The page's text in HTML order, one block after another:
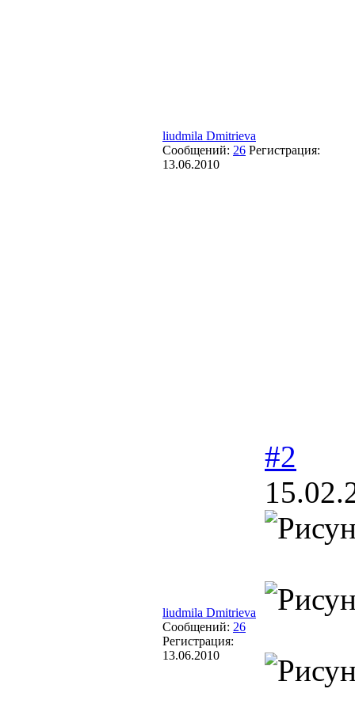
liudmila Dmitrieva
Сообщений: 26 Регистрация:
13.06.2010
liudmila Dmitrieva
Сообщений: 26
Регистрация:
13.06.2010
#2